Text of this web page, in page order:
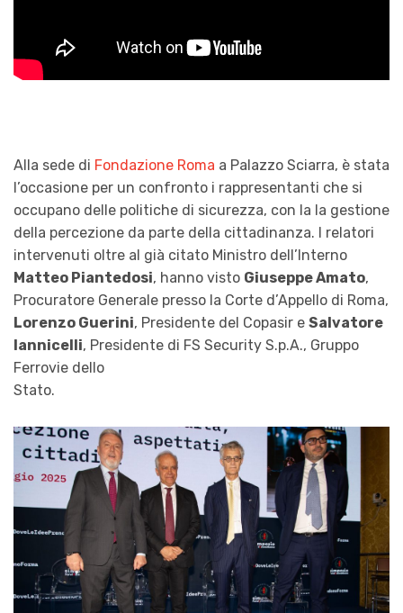
Alla sede di Fondazione Roma a Palazzo Sciarra, è stata
l’occasione per un confronto i rappresentanti che si
occupano delle politiche di sicurezza, con la la gestione
della percezione da parte della cittadinanza. I relatori
intervenuti oltre al già citato Ministro dell’Interno
Matteo Piantedosi, hanno visto Giuseppe Amato,
Procuratore Generale presso la Corte d’Appello di Roma,
Lorenzo Guerini, Presidente del Copasir e Salvatore
Iannicelli, Presidente di FS Security S.p.A., Gruppo
Ferrovie dello
Stato.